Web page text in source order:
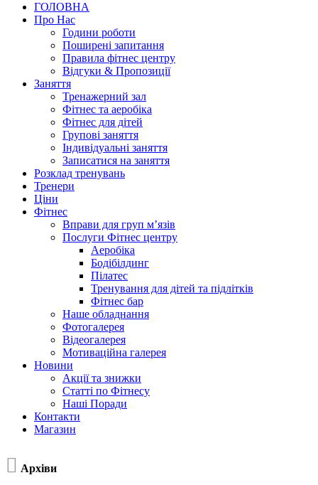
ГОЛОВНА
Про Нас
Години роботи
Поширені запитання
Правила фітнес центру
Відгуки & Пропозиції
Заняття
Тренажерний зал
Фітнес та аеробіка
Фітнес для дітей
Групові заняття
Індивідуальні заняття
Записатися на заняття
Розклад тренувань
Тренери
Ціни
Фітнес
Вправи для груп м’язів
Послуги Фітнес центру
Аеробіка
Бодібілдинг
Пілатес
Тренування для дітей та підлітків
Фітнес бар
Наше обладнання
Фотогалерея
Відеогалерея
Мотиваційна галерея
Новини
Акції та знижки
Статті по Фітнесу
Наші Поради
Контакти
Магазин
 Архіви